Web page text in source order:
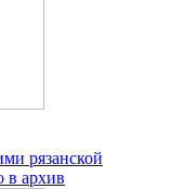
рязанской
в архив